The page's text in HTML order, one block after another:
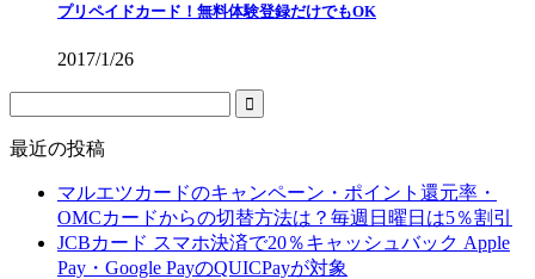
プリペイドカード！無料体験登録だけでもOK
2017/1/26
最近の投稿
マルエツカードのキャンペーン・ポイント還元率・
OMCカードからの切替方法は？毎週日曜日は5％割引
JCBカード スマホ決済で20％キャッシュバック Apple
Pay・Google PayのQUICPayが対象